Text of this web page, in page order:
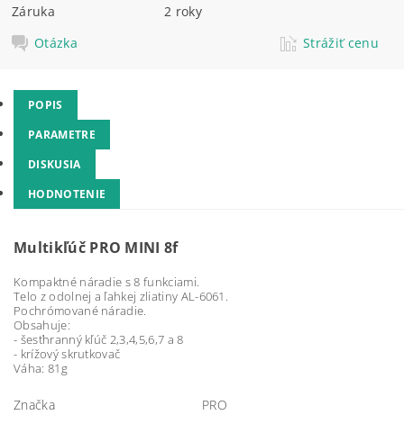
Záruka
2 roky
Otázka
Strážiť cenu
POPIS
PARAMETRE
DISKUSIA
HODNOTENIE
Multikľúč PRO MINI 8f
Kompaktné náradie s 8 funkciami.
Telo z odolnej a ľahkej zliatiny AL-6061.
Pochrómované náradie.
Obsahuje:
- šesťhranný kľúč 2,3,4,5,6,7 a 8
- krížový skrutkovač
Váha: 81g
Značka PRO